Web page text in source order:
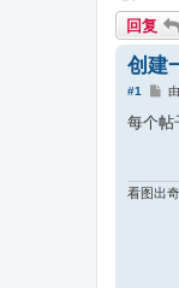
回复
创建
#1
帖
由
每个帖
看图出